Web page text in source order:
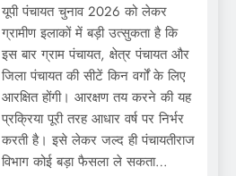
यूपी पंचायत चुनाव 2026 को लेकर
ग्रामीण इलाकों में बड़ी उत्सुकता है कि
इस बार ग्राम पंचायत, क्षेत्र पंचायत और
जिला पंचायत की सीटें किन वर्गों के लिए
आरक्षित होंगी। आरक्षण तय करने की यह
प्रक्रिया पूरी तरह आधार वर्ष पर निर्भर
करती है। इसे लेकर जल्द ही पंचायतीराज
विभाग कोई बड़ा फैसला ले सकता…